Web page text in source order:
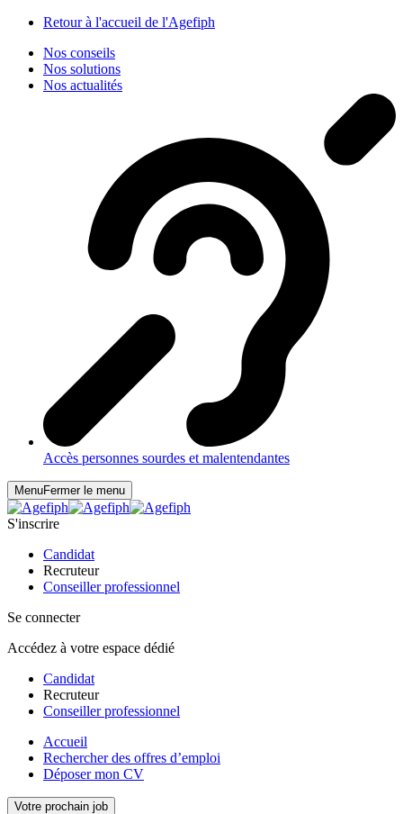
Retour à l'accueil de l'Agefiph
Nos conseils
Nos solutions
Nos actualités
Accès personnes sourdes et malentendantes
MenuFermer le menu
S'inscrire
Candidat
Recruteur
Conseiller professionnel
Se connecter
Accédez à votre espace dédié
Candidat
Recruteur
Conseiller professionnel
Accueil
Rechercher des offres d’emploi
Déposer mon CV
Votre prochain job